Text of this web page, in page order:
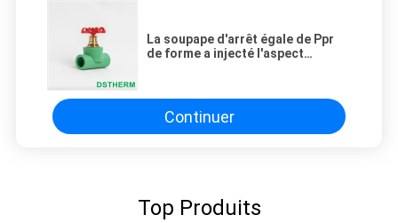
La soupape d'arrêt égale de Ppr
de forme a injecté l'aspect
Continuer
Top Produits